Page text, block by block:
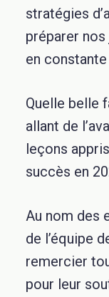
stratégies
préparer nos
en
Quelle belle
allant de
leçons
succès en
Au nom des
de l’équipe
remercier
pour leur